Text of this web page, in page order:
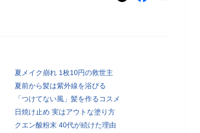
夏メイク崩れ 1枚10円の救世主
夏前から髪は紫外線を浴びる
「つけてない風」髪を作るコスメ
日焼け止め 実はアウトな塗り方
クエン酸粉末 40代が続けた理由